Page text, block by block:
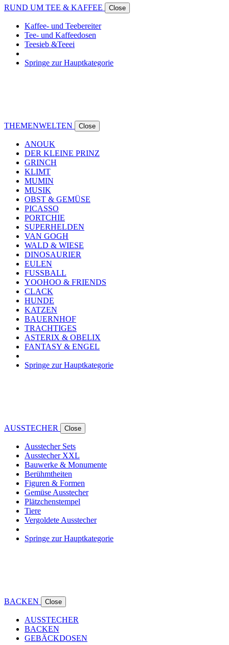
RUND UM TEE & KAFFEE Close
Kaffee- und Teebereiter
Tee- und Kaffeedosen
Teesieb &Teeei
Springe zur Hauptkategorie
THEMENWELTEN Close
ANOUK
DER KLEINE PRINZ
GRINCH
KLIMT
MUMIN
MUSIK
OBST & GEMÜSE
PICASSO
PORTCHIE
SUPERHELDEN
VAN GOGH
WALD & WIESE
DINOSAURIER
EULEN
FUSSBALL
YOOHOO & FRIENDS
CLACK
HUNDE
KATZEN
BAUERNHOF
TRACHTIGES
ASTERIX & OBELIX
FANTASY & ENGEL
Springe zur Hauptkategorie
AUSSTECHER Close
Ausstecher Sets
Ausstecher XXL
Bauwerke & Monumente
Berühmtheiten
Figuren & Formen
Gemüse Ausstecher
Plätzchenstempel
Tiere
Vergoldete Ausstecher
Springe zur Hauptkategorie
BACKEN Close
AUSSTECHER
BACKEN
GEBÄCKDOSEN